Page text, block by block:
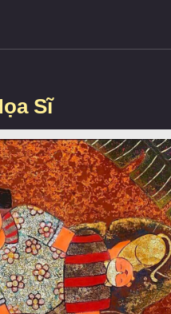
Sĩ